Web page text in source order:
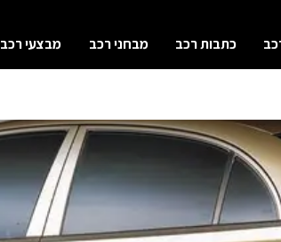
כתבות רכב מבחני רכב מבצעי רכב